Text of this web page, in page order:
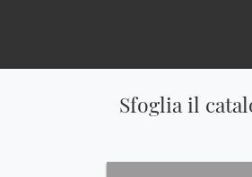
Sfoglia il